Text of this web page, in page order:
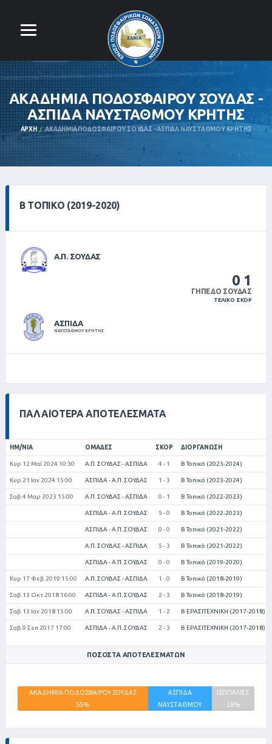
ΑΚΑΔΗΜΙΑ ΠΟΔΟΣΦΑΙΡΟΥ ΣΟΥΔΑΣ -
ΑΣΠΙΔΑ ΝΑΥΣΤΑΘΜΟΥ ΚΡΗΤΗΣ
ΑΡΧΉ ΑΚΑΔΗΜΙΑ ΠΟΔΟΣΦΑΙΡΟΥ ΣΟΥΔΑΣ - ΑΣΠΙΔΑ ΝΑΥΣΤΑΘΜΟΥ ΚΡΗΤΗΣ
Β ΤΟΠΙΚΌ (2019-2020)
Α.Π. ΣΟΥΔΑΣ
0 1
ΓΉΠΕΔΟ ΣΟΎΔΑΣ
ΤΕΛΙΚΌ ΣΚΌΡ
ΑΣΠΙΔΑ
ΝΑΥΣΤΑΘΜΟΥ ΚΡΗΤΗΣ
ΠΑΛΑΙΌΤΕΡΑ ΑΠΟΤΕΛΈΣΜΑΤΑ
ΗΜ/ΝΊΑ ΟΜΆΔΕΣ ΣΚΟΡ ΔΙΟΡΓΆΝΩΣΗ
Κυρ 12 Μαΐ 2024 10:30 Α.Π. ΣΟΥΔΑΣ - ΑΣΠΙΔΑ 4 - 1 Β Τοπικό (2023-2024)
Κυρ 21 Ιαν 2024 15:00 ΑΣΠΙΔΑ - Α.Π. ΣΟΥΔΑΣ 1 - 3 Β Τοπικό (2023-2024)
Σαβ 4 Μαρ 2023 15:00 Α.Π. ΣΟΥΔΑΣ - ΑΣΠΙΔΑ 0 - 1 Β Τοπικό (2022-2023)
ΑΣΠΙΔΑ - Α.Π. ΣΟΥΔΑΣ 5 - 0 Β Τοπικό (2022-2023)
ΑΣΠΙΔΑ - Α.Π. ΣΟΥΔΑΣ 0 - 0 Β Τοπικό (2021-2022)
Α.Π. ΣΟΥΔΑΣ - ΑΣΠΙΔΑ 5 - 3 Β Τοπικό (2021-2022)
ΑΣΠΙΔΑ - Α.Π. ΣΟΥΔΑΣ 0 - 0 Β Τοπικό (2019-2020)
Κυρ 17 Φεβ 2019 15:00 Α.Π. ΣΟΥΔΑΣ - ΑΣΠΙΔΑ 1 - 0 Β Τοπικό (2018-2019)
Σαβ 13 Οκτ 2018 16:00 ΑΣΠΙΔΑ - Α.Π. ΣΟΥΔΑΣ 2 - 3 Β Τοπικό (2018-2019)
Σαβ 13 Ιαν 2018 15:00 Α.Π. ΣΟΥΔΑΣ - ΑΣΠΙΔΑ 1 - 2 Β ΕΡΑΣΙΤΕΧΝΙΚΗ (2017-2018)
Σαβ 9 Σεπ 2017 17:00 ΑΣΠΙΔΑ - Α.Π. ΣΟΥΔΑΣ 2 - 3 Β ΕΡΑΣΙΤΕΧΝΙΚΗ (2017-2018)
ΠΟΣΟΣΤΆ ΑΠΟΤΕΛΕΣΜΆΤΩΝ
ΑΚΑΔΗΜΙΑ ΠΟΔΟΣΦΑΙΡΟΥ ΣΟΥΔΑΣ
55%
ΑΣΠΙΔΑ
ΝΑΥΣΤΑΘΜΟΥ
27%
ΙΣΟΠΑΛΙΕΣ
18%